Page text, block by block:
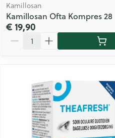
Kamillosan
Kamillosan Ofta Kompres 28
€ 19,90